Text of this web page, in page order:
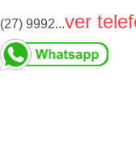
(27) 9992...ver